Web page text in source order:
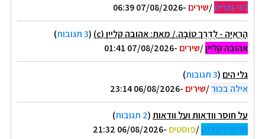
דני זכריה/שירים -07/08/2026 06:39
הָרְאִיָּה - לְדֶרֶךְ טוֹבָה./ מאת: אהובה קליין (c) (3 תגובות
)
אהובה קליין/שירים -07/08/2026 01:41
גלי הים (3 תגובות
)
אילה בכור/שירים -06/08/2026 23:14
על חוסר וודאות ועל וודאות(2 תגובות
)
נורית ליברמן/פוסטים -06/08/2026 21:32